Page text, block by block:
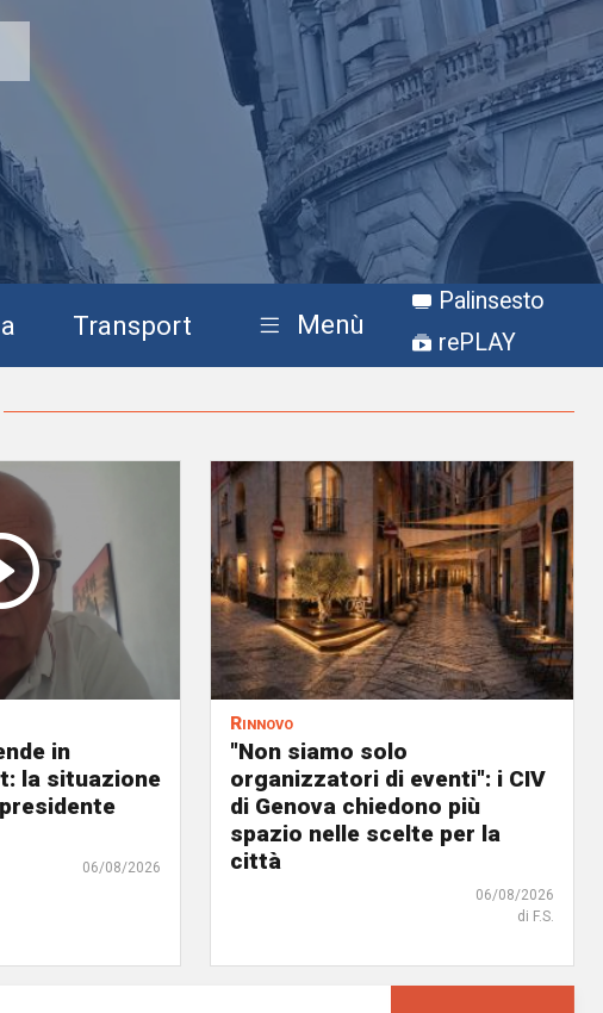
Transport Menù
Palinsesto
rePLAY
in
la situazione
06/08/2026
Rinnovo
"Non siamo solo
organizzatori di eventi": i CIV
di Genova chiedono più
spazio nelle scelte per la
città
06/08/2026
di F.S.